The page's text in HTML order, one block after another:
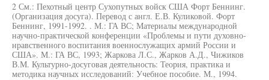
2 См.: Пехотный центр Сухопутных войск США Форт Беннинг.
(Организация досуга). Перевод с англ. Е.В. Куликовой. Форт
Беннинг, 1991-1992. . М.: ГА ВС; Материалы международной
научно-практической конференции «Проблемы и пути духовно-
нравственного воспитания военнослужащих армий России и
США». М.: ГА ВС, 1993; Жаркова Л.С., Жарков А.Д., Чижиков
В.М. Культурно-досуговая деятельность: Теория, практика и
методика научных исследований: Учебное пособие. М., 1994.